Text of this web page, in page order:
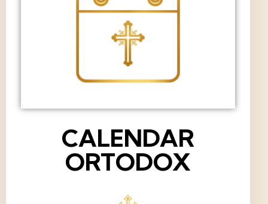
CALENDAR
ORTODOX